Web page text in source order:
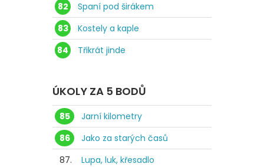
82
Spaní pod širákem
83
Kostely a kaple
84
Třikrát jinde
ÚKOLY ZA 5 BODŮ
85
Jarní kilometry
86
Jako za starých časů
87.
Lupa, luk, křesadlo